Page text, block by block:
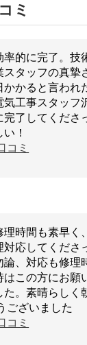
ミ
率的に完了。技
スタッフの真摯
かかると言われ
気工事スタッフ
完了してくださ
！
コミ
理時間も素早く
対応してくださ
論、対応も修理
はこの方にお願
た。素晴らしく
ございました
コミ